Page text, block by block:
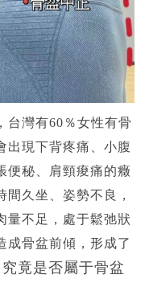
台灣有60％女性有骨
出現下背疼痛、小腹
便秘、肩頸痠痛的癥
久坐、姿勢不良，
量不足，處于鬆弛狀
成骨盆前傾，形成了
竟是否屬于骨盆